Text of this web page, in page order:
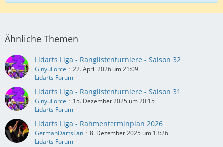
Ähnliche Themen
Lidarts Liga - Ranglistenturniere - Saison 32
GinyuForce
22. April 2026 um 21:09
Lidarts Forum
Lidarts Liga - Ranglistenturniere - Saison 31
GinyuForce
15. Dezember 2025 um 20:15
Lidarts Forum
Lidarts Liga - Rahmenterminplan 2026
GermanDartsFan
8. Dezember 2025 um 13:26
Lidarts Forum